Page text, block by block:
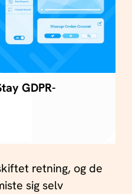
GDPR-
retning, og de
sig selv